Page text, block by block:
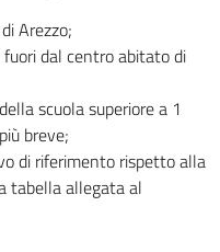
Arezzo;
dal centro abitato di
scuola superiore a 1
breve;
di riferimento rispetto alla
tabella allegata al